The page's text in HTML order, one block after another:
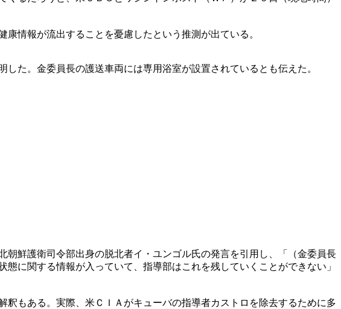
情報が流出することを憂慮したという推測が出ている。
た。金委員長の護送車両には専用浴室が設置されているとも伝えた。
鮮護衛司令部出身の脱北者イ・ユンゴル氏の発言を引用し、「（金委員長
に関する情報が入っていて、指導部はこれを残していくことができない」
もある。実際、米ＣＩＡがキューバの指導者カストロを除去するために多